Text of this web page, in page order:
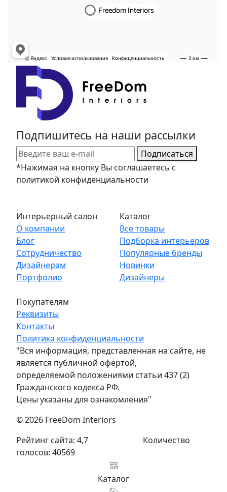
Интерьерный салон
О компании
Блог
Сотрудничество
Дизайнерам
Портфолио
Каталог
Все товары
Подборка интерьеров
Популярные бренды
Новинки
Дизайнеры
Покупателям
Реквизиты
Контакты
Подпишитесь на наши рассылки
Подписаться
*Нажимая на кнопку Вы соглашаетесь с
политикой конфиденциальности
Политика конфиденциальности
"Вся информация, представленная на сайте, не
является публичной офертой,
определяемой положениями статьи 437 (2)
Гражданского кодекса РФ.
Цены указаны для ознакомления"
© 2026 FreeDom Interiors
Рейтинг сайта: 4,7
Количество
голосов: 40569
Каталог